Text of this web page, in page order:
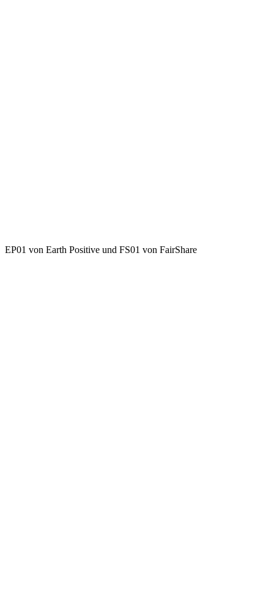
EP01 von Earth Positive und FS01 von FairShare